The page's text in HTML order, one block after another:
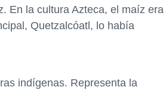
En la cultura Azteca, el maíz era
Quetzalcóatl, lo había
indígenas. Representa la